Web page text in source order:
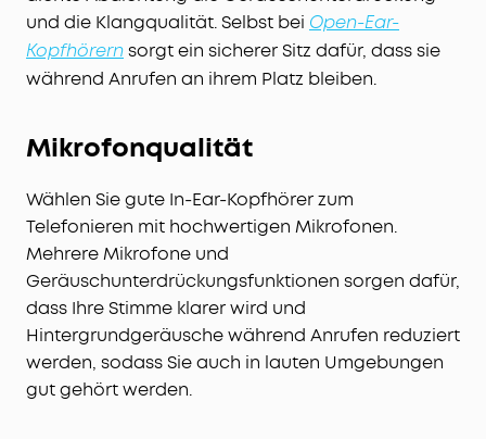
und die Klangqualität. Selbst bei Open-Ear-
Kopfhörern sorgt ein sicherer Sitz dafür, dass sie
während Anrufen an ihrem Platz bleiben.
Mikrofonqualität
Wählen Sie gute In-Ear-Kopfhörer zum
Telefonieren mit hochwertigen Mikrofonen.
Mehrere Mikrofone und
Geräuschunterdrückungsfunktionen sorgen dafür,
dass Ihre Stimme klarer wird und
Hintergrundgeräusche während Anrufen reduziert
werden, sodass Sie auch in lauten Umgebungen
gut gehört werden.